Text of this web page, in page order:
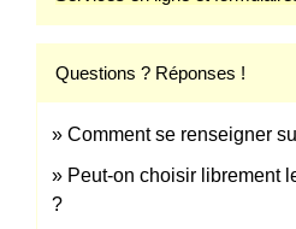
Questions ? Réponses !
Comment se renseigner
Peut-on choisir librement
?